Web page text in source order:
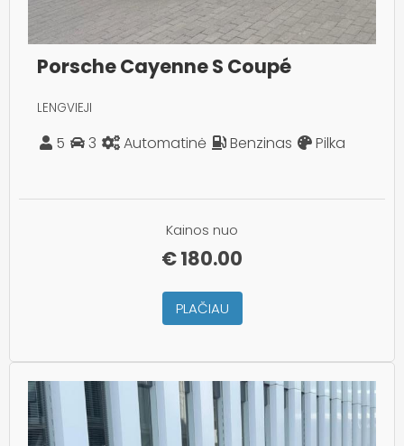
Porsche Cayenne S Coupé
LENGVIEJI
5 3 Automatinė Benzinas Pilka
Kainos nuo
€180.00
PLAČIAU